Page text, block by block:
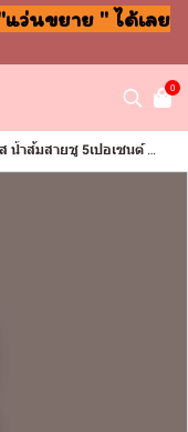
ว่นขยาย " ได้เลย
0
ำส้มสายชู 5เปอเซนต์ 700มล โหล